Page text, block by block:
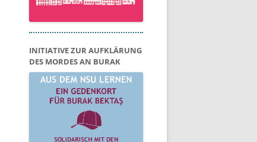
INITIATIVE ZUR AUFKLÄRUNG
DES MORDES AN BURAK